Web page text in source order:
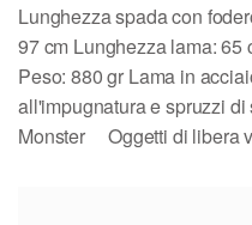
Lunghezza spada con
97 cm Lunghezza lama: 65
Peso: 880 gr Lama in
all'impugnatura e spruzzi
Monster Oggetti di libera